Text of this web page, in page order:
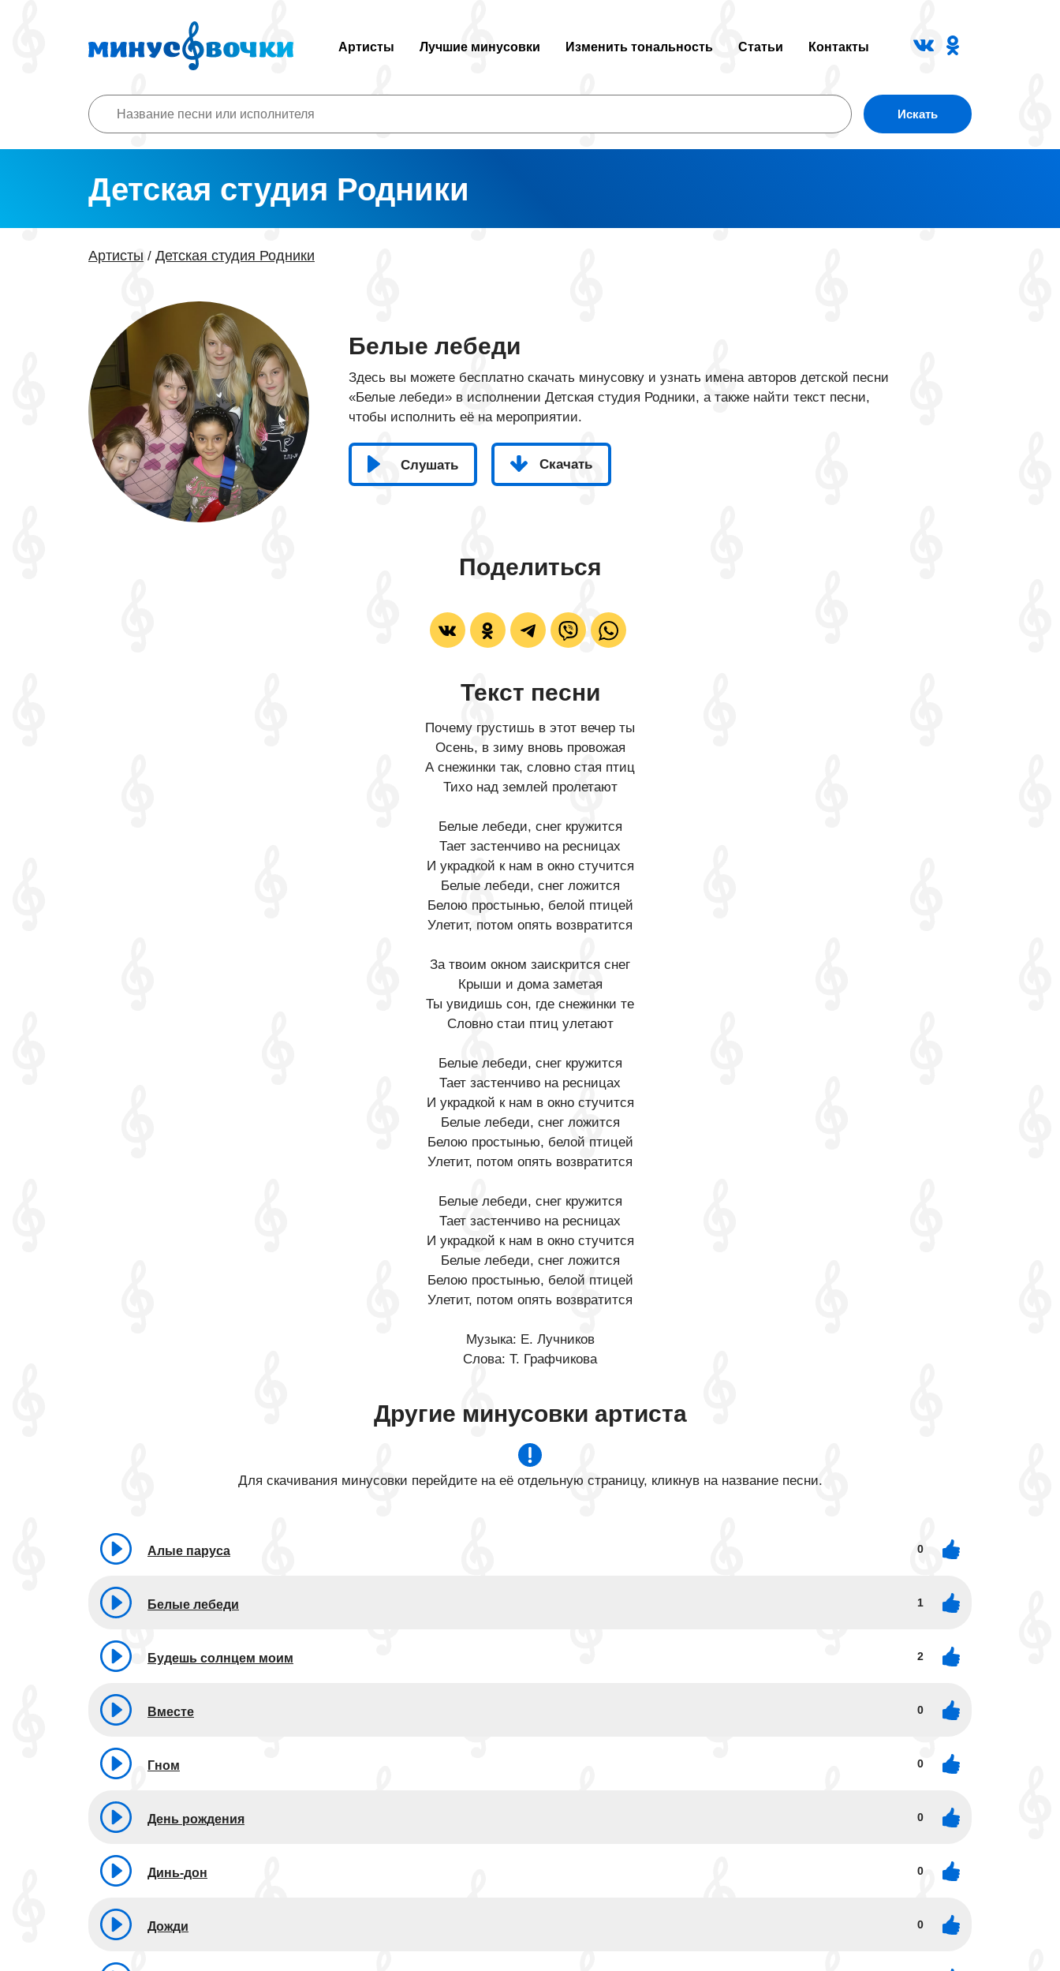
Артисты Лучшие минусовки Изменить тональность Статьи Контакты
Искать
Детская студия Родники
Артисты / Детская студия Родники
Белые лебеди
Здесь вы можете бесплатно скачать минусовку и узнать имена авторов детской песни
«Белые лебеди» в исполнении Детская студия Родники, а также найти текст песни,
чтобы исполнить её на мероприятии.
Слушать Скачать
Поделиться
Текст песни
Почему грустишь в этот вечер ты
Осень, в зиму вновь провожая
А снежинки так, словно стая птиц
Тихо над землей пролетают
Белые лебеди, снег кружится
Тает застенчиво на ресницах
И украдкой к нам в окно стучится
Белые лебеди, снег ложится
Белою простынью, белой птицей
Улетит, потом опять возвратится
За твоим окном заискрится снег
Крыши и дома заметая
Ты увидишь сон, где снежинки те
Словно стаи птиц улетают
Белые лебеди, снег кружится
Тает застенчиво на ресницах
И украдкой к нам в окно стучится
Белые лебеди, снег ложится
Белою простынью, белой птицей
Улетит, потом опять возвратится
Белые лебеди, снег кружится
Тает застенчиво на ресницах
И украдкой к нам в окно стучится
Белые лебеди, снег ложится
Белою простынью, белой птицей
Улетит, потом опять возвратится
Музыка: Е. Лучников
Слова: Т. Графчикова
Другие минусовки артиста
Для скачивания минусовки перейдите на её отдельную страницу, кликнув на название песни.
Алые паруса 0
Белые лебеди 1
Будешь солнцем моим 2
Вместе 0
Гном 0
День рождения 0
Динь-дон 0
Дожди 0